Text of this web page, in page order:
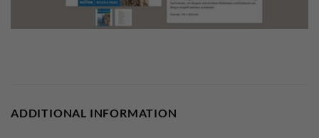
ADDITIONAL INFORMATION